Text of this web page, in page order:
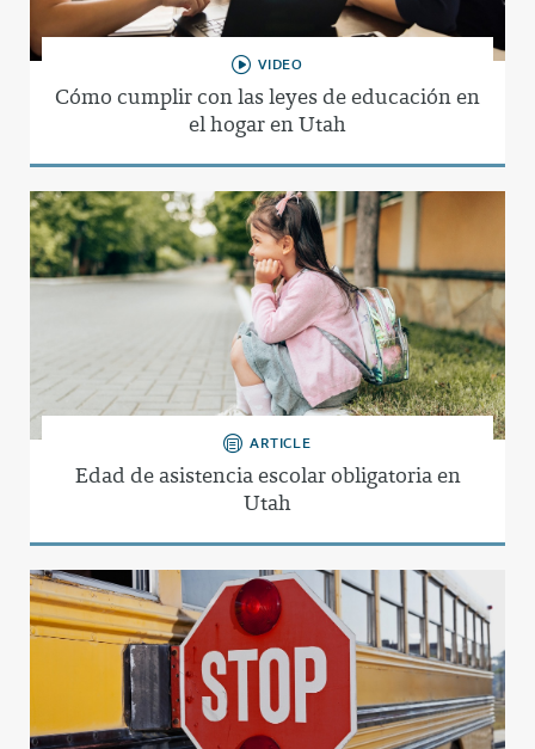
VIDEO
Cómo cumplir con las leyes de educación en
el hogar en Utah
ARTICLE
Edad de asistencia escolar obligatoria en
Utah